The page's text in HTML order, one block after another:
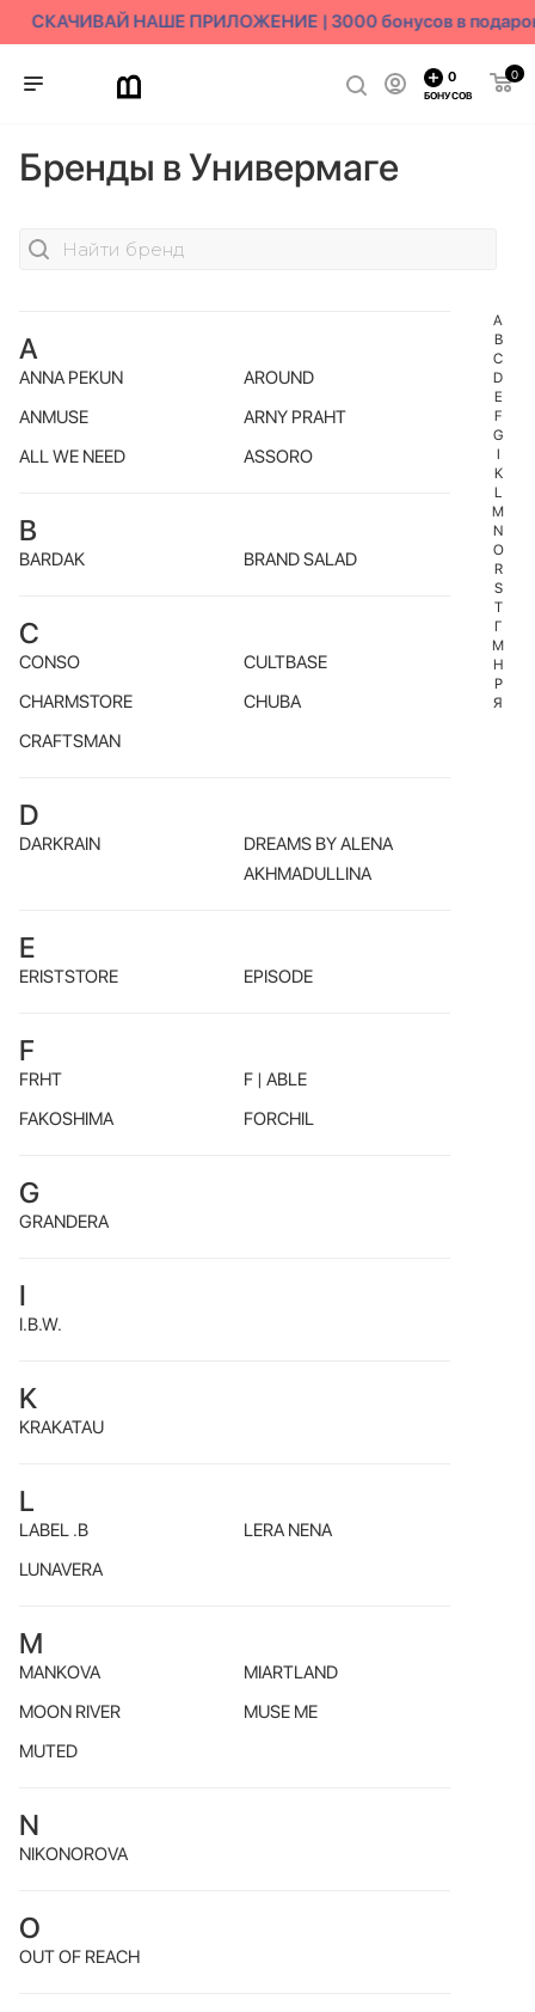
СКАЧИВАЙ НАШЕ ПРИЛОЖЕНИЕ | 3000 бонусов в
0
0
БОНУСОВ
Бренды в Универмаге
A
B
C
D
E
F
G
I
K
L
M
N
O
R
S
T
Г
М
Н
Р
Я
A
ANNA PEKUN
AROUND
ANMUSE
ARNY PRAHT
ALL WE NEED
ASSORO
B
BARDAK BRAND SALAD
C
CONSO
CULTBASE
CHARMSTORE
CHUBA
CRAFTSMAN
D
DARKRAIN
DREAMS BY ALENA
AKHMADULLINA
E
ERISTSTORE EPISODE
F
FRHT
F | ABLE
FAKOSHIMA
FORCHIL
G
GRANDERA
I
I.B.W.
K
KRAKATAU
L
LABEL .B
LERA NENA
LUNAVERA
M
MANKOVA
MIARTLAND
MOON RIVER
MUSE ME
MUTED
N
NIKONOROVA
O
OUT OF REACH